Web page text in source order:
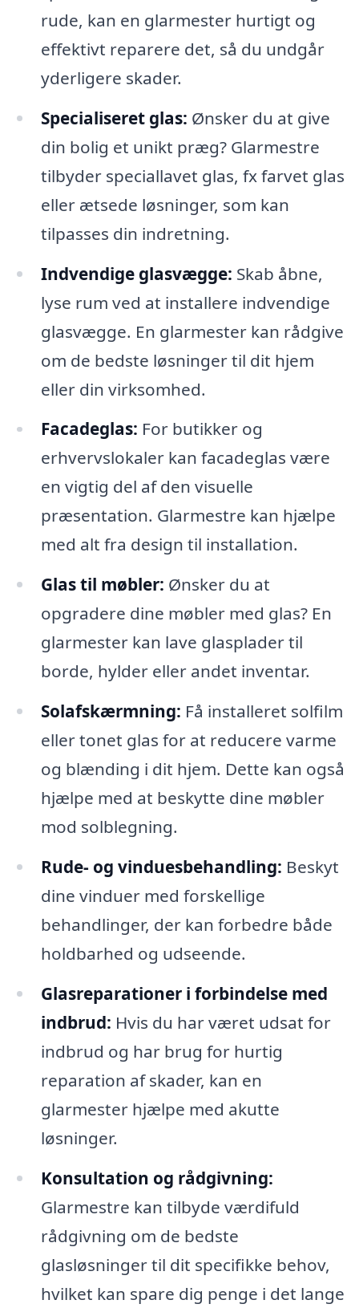
rude, kan en glarmester hurtigt og
effektivt reparere det, så du undgår
yderligere skader.
Specialiseret glas: Ønsker du at give
din bolig et unikt præg? Glarmestre
tilbyder speciallavet glas, fx farvet glas
eller ætsede løsninger, som kan
tilpasses din indretning.
Indvendige glasvægge: Skab åbne,
lyse rum ved at installere indvendige
glasvægge. En glarmester kan rådgive
om de bedste løsninger til dit hjem
eller din virksomhed.
Facadeglas: For butikker og
erhvervslokaler kan facadeglas være
en vigtig del af den visuelle
præsentation. Glarmestre kan hjælpe
med alt fra design til installation.
Glas til møbler: Ønsker du at
opgradere dine møbler med glas? En
glarmester kan lave glasplader til
borde, hylder eller andet inventar.
Solafskærmning: Få installeret solfilm
eller tonet glas for at reducere varme
og blænding i dit hjem. Dette kan også
hjælpe med at beskytte dine møbler
mod solblegning.
Rude- og vinduesbehandling: Beskyt
dine vinduer med forskellige
behandlinger, der kan forbedre både
holdbarhed og udseende.
Glasreparationer i forbindelse med
indbrud: Hvis du har været udsat for
indbrud og har brug for hurtig
reparation af skader, kan en
glarmester hjælpe med akutte
løsninger.
Konsultation og rådgivning:
Glarmestre kan tilbyde værdifuld
rådgivning om de bedste
glasløsninger til dit specifikke behov,
hvilket kan spare dig penge i det lange